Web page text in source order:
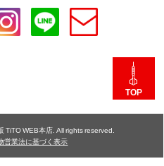
TOP
TiTO WEB本店. All rights reserved.
営業法に基づく表示